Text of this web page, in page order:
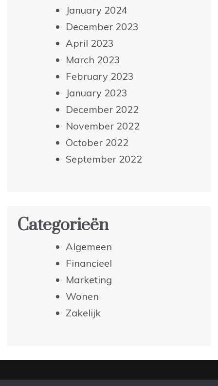
January 2024
December 2023
April 2023
March 2023
February 2023
January 2023
December 2022
November 2022
October 2022
September 2022
Categorieën
Algemeen
Financieel
Marketing
Wonen
Zakelijk